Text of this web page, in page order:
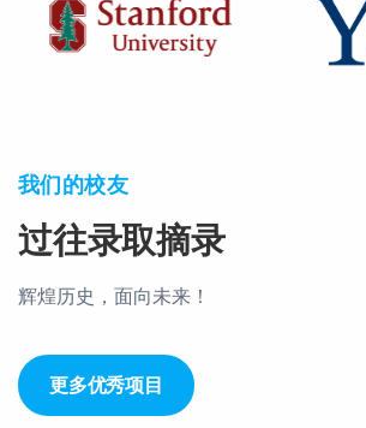
我们的校友
过往录取摘录
辉煌历史，面向未来！
更多优秀项目